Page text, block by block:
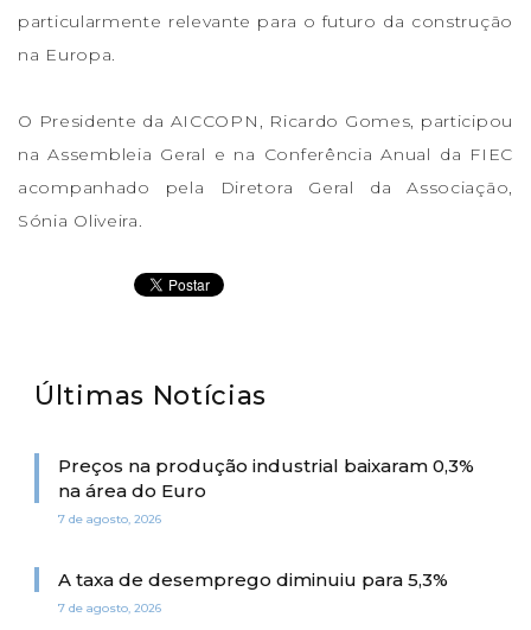
particularmente relevante para o futuro da construção
na Europa.
O Presidente da AICCOPN, Ricardo Gomes, participou
na Assembleia Geral e na Conferência Anual da FIEC
acompanhado pela Diretora Geral da Associação,
Sónia Oliveira.
Últimas Notícias
Preços na produção industrial baixaram 0,3%
na área do Euro
7 de agosto, 2026
A taxa de desemprego diminuiu para 5,3%
7 de agosto, 2026